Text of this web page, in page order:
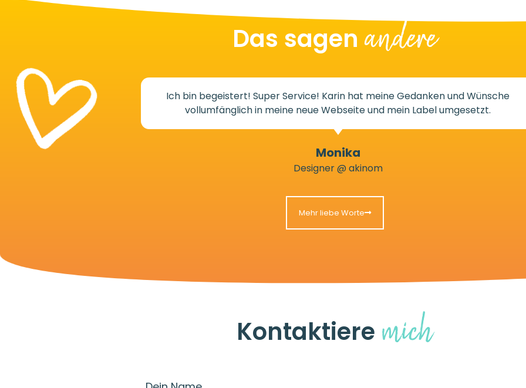
Das sagen andere
Ich bin begeistert! Super Service! Karin hat meine Gedanken und Wünsche
vollumfänglich in meine neue Webseite und mein Label umgesetzt.
Monika
Designer @ akinom
Mehr liebe Worte
Kontaktiere mich